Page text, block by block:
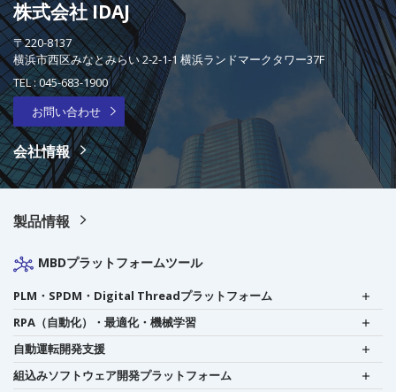
株式会社 IDAJ
〒220-8137
横浜市西区みなとみらい 2-2-1-1 横浜ランドマークタワー37F
TEL :045-683-1900
お問い合わせ
会社情報
製品情報
MBDプラットフォームツール
PLM・SPDM・Digital Threadプラットフォーム
RPA（自動化）・最適化・機械学習
自動運転開発支援
組込みソフトウェア開発プラットフォーム